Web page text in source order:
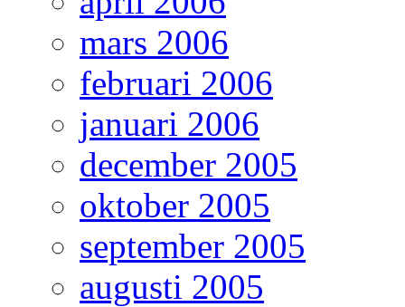
mars 2006
februari 2006
januari 2006
december 2005
oktober 2005
september 2005
augusti 2005